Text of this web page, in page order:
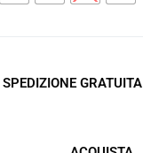
SPEDIZIONE GRATUITA